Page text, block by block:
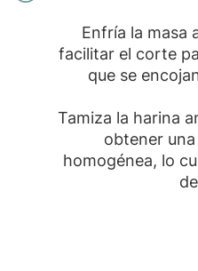
Enfría la masa
facilitar el corte
que se
Tamiza la harina
obtener
homogénea, lo